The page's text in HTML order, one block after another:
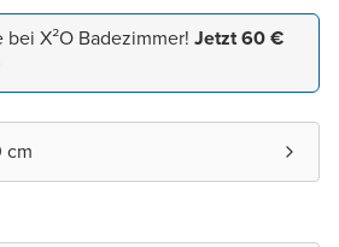
X²O Badezimmer! Jetzt 60 €
cm